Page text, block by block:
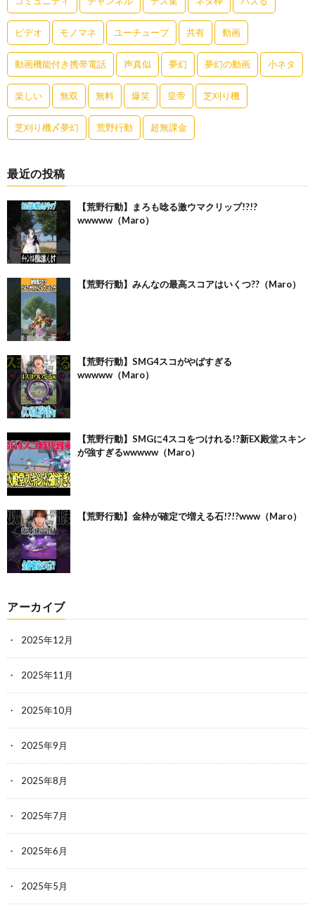
ビデオ モノマネ ユーチューブ 共有 動画
動画機能付き携帯電話 声真似 夢幻 夢幻の動画 小ネタ
楽しい 無双 無料 爆笑 皇帝 芝刈り機
芝刈り機〆夢幻 荒野行動 超無課金
最近の投稿
【荒野行動】まろも唸る激ウマクリップ!?!?
wwwww（Maro）
【荒野行動】みんなの最高スコアはいくつ??（Maro）
【荒野行動】SMG4スコがやばすぎる
wwwww（Maro）
【荒野行動】SMGに4スコをつけれる!?新EX殿堂スキン
が強すぎるwwwww（Maro）
【荒野行動】金枠が確定で増える石!?!?www（Maro）
アーカイブ
2025年12月
2025年11月
2025年10月
2025年9月
2025年8月
2025年7月
2025年6月
2025年5月